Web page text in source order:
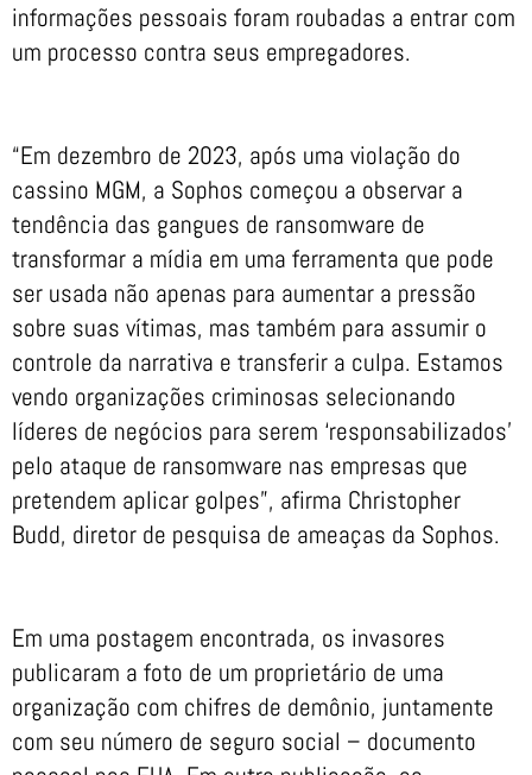
informações pessoais foram roubadas a entrar com
um processo contra seus empregadores.
“Em dezembro de 2023, após uma violação do
cassino MGM, a Sophos começou a observar a
tendência das gangues de ransomware de
transformar a mídia em uma ferramenta que pode
ser usada não apenas para aumentar a pressão
sobre suas vítimas, mas também para assumir o
controle da narrativa e transferir a culpa. Estamos
vendo organizações criminosas selecionando
líderes de negócios para serem ‘responsabilizados’
pelo ataque de ransomware nas empresas que
pretendem aplicar golpes”, afirma Christopher
Budd, diretor de pesquisa de ameaças da Sophos.
Em uma postagem encontrada, os invasores
publicaram a foto de um proprietário de uma
organização com chifres de demônio, juntamente
com seu número de seguro social – documento